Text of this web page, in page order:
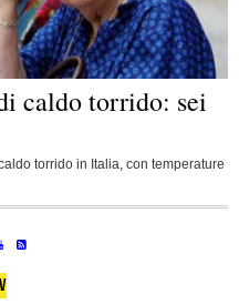
caldo torrido: sei
torrido in Italia, con temperature